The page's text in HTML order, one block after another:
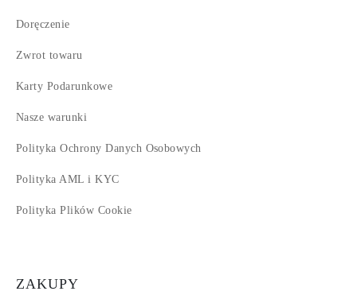
Doręczenie
Zwrot towaru
Karty Podarunkowe
Nasze warunki
Polityka Ochrony Danych Osobowych
Polityka AML i KYC
Polityka Plików Cookie
ZAKUPY